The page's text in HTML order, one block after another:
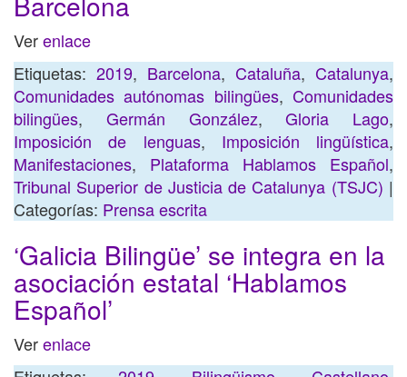
Verenlace
Etiquetas: 2019, Barcelona, Cataluña, Catalunya,
Comunidades autónomas bilingües,Comunidades
bilingües, Germán González,Gloria Lago,
Imposición de lenguas, Imposición lingüística,
Manifestaciones, Plataforma Hablamos Español,
Tribunal Superior de Justicia de Catalunya (TSJC) |
Categorías: Prensa escrita
‘Galicia Bilingüe’ se integra en la
asociación estatal ‘Hablamos
Español’
Verenlace